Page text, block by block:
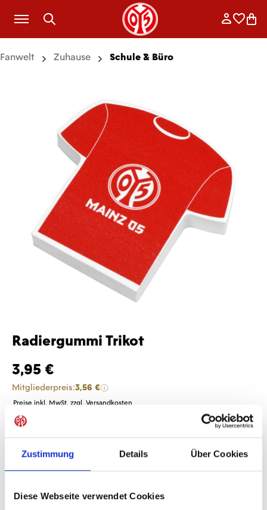
Zustimmung Details Über Cookies
Diese Webseite verwendet Cookies
Zum Hauptinhalt springen
Fanwelt Zuhause Schule & Büro
Radiergummi Trikot
3,95 €
Mitgliederpreis:3,56 €
Preise inkl. MwSt. zzgl. Versandkosten
Produkt Anzahl: Gib den gewünschten
Anzahl
Sofort verfügbar, Lieferzeit: 1-3 Tage